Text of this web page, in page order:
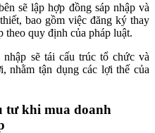
sẽ lập hợp đồng sáp nhập và
bao gồm việc đăng ký thay
theo quy định của pháp luật.
nhập sẽ tái cấu trúc tổ chức và
nhằm tận dụng các lợi thế của
tư khi mua doanh